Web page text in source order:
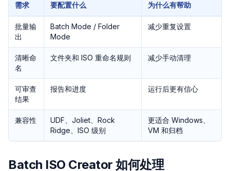
需求 要配置什么 为什么有帮助
批量输
出
Batch Mode / Folder
Mode
减少重复设置
清晰命
名
文件夹和 ISO 重命名规则 减少手动清理
可审查
结果
报告和进度 运行后更有信心
兼容性
UDF、Joliet、Rock
Ridge、ISO 级别
更适合 Windows、
VM 和归档
Batch ISO Creator 如何处理